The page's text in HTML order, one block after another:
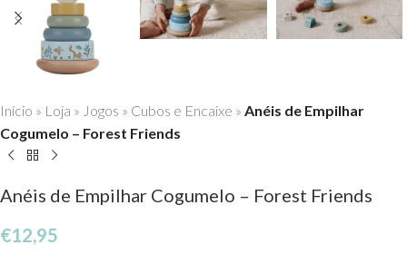
Início » Loja » Jogos » Cubos e Encaixe » Anéis de Empilhar
Cogumelo – Forest Friends
Anéis de Empilhar Cogumelo – Forest Friends
€12,95